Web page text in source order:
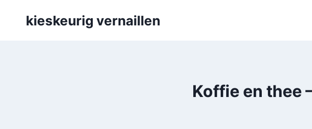
kieskeurig vernaillen
Koffie en thee